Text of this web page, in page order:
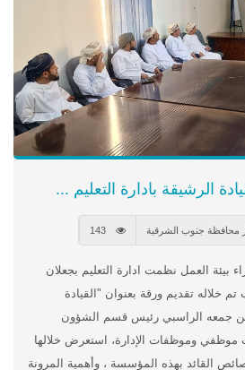
الرشيقة بادارة التعليم ...
محافظة جنوب الشرقية
بيئة العمل نظمت ادارة التعليم بجعلان
خلاله تقديم ورقة بعنوان "القيادة
بن جمعه الراسبي رئيس قسم الشؤون
موظفي وموظفات الإدارة، استعرض خلالها
القائد بهذه المؤسسة ، وأهمية المرونة